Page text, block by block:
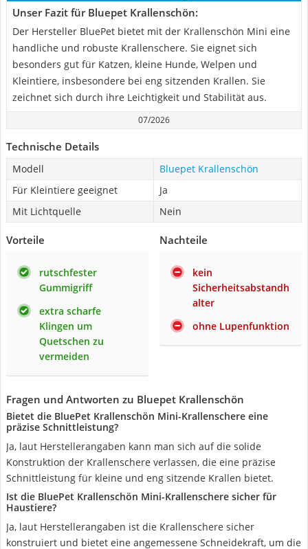
Unser Fazit für Bluepet Krallenschön:
Der Hersteller BluePet bietet mit der Krallenschön Mini eine
handliche und robuste Krallenschere. Sie eignet sich
besonders gut für Katzen, kleine Hunde, Welpen und
Kleintiere, insbesondere bei eng sitzenden Krallen. Sie
zeichnet sich durch ihre Leichtigkeit und Stabilität aus.
07/2026
Technische Details
Modell
Bluepet Krallenschön
Für Kleintiere geeignet
Ja
Mit Lichtquelle
Nein
Vorteile
rutschfester
Gummigriff
extra scharfe
Klingen um
Quetschen zu
vermeiden
Nachteile
kein
Sicherheitsabstandh
alter
ohne Lupenfunktion
Fragen und Antworten zu Bluepet Krallenschön
Bietet die BluePet Krallenschön Mini-Krallenschere eine
präzise Schnittleistung?
Ja, laut Herstellerangaben kann man sich auf die solide
Konstruktion der Krallenschere verlassen, die eine präzise
Schnittleistung für kleine und eng sitzende Krallen bietet.
Ist die BluePet Krallenschön Mini-Krallenschere sicher für
Haustiere?
Ja, laut Herstellerangaben ist die Krallenschere sicher
konstruiert und bietet eine angemessene Schneidekraft, um die